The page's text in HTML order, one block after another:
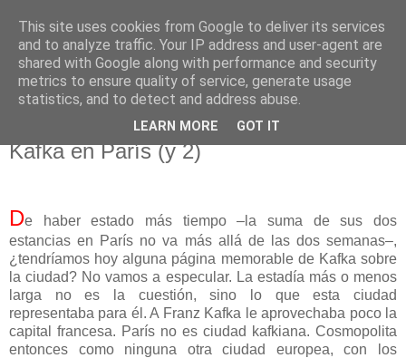
El pisapapeles de Karlsbad
Páginas de un escritor rural
lunes, 25 de octubre de 2021
Kafka en París (y 2)
De haber estado más tiempo ‒la suma de sus dos
estancias en París no va más allá de las dos semanas‒,
¿tendríamos hoy alguna página memorable de Kafka sobre
la ciudad? No vamos a especular. La estadía más o menos
larga no es la cuestión, sino lo que esta ciudad
representaba para él. A Franz Kafka le aprovechaba poco la
capital francesa. París no es ciudad kafkiana. Cosmopolita
entonces como ninguna otra ciudad europea, con los
This site uses cookies from Google to deliver its services
and to analyze traffic. Your IP address and user-agent are
shared with Google along with performance and security
metrics to ensure quality of service, generate usage
statistics, and to detect and address abuse.
LEARN MORE GOT IT